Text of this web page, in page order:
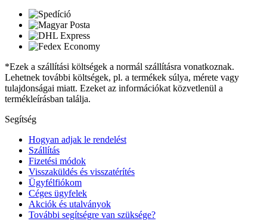
*Ezek a szállítási költségek a normál szállításra vonatkoznak.
Lehetnek további költségek, pl. a termékek súlya, mérete vagy
tulajdonságai miatt. Ezeket az információkat közvetlenül a
termékleírásban találja.
Segítség
Hogyan adjak le rendelést
Szállítás
Fizetési módok
Visszaküldés és visszatérítés
Ügyfélfiókom
Céges ügyfelek
Akciók és utalványok
További segítségre van szüksége?